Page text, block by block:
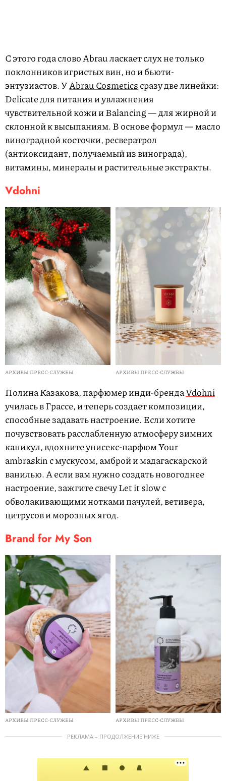
С этого года словоAbrauласкает слух не только
поклонников игристых вин, но и бьюти-
энтузиастов. УAbrau Cosmeticsсразу две линейки:
Delicateдля питания и увлажнения
чувствительной кожи иBalancing—для жирной и
склонной к высыпаниям. В основе формул — масло
виноградной косточки, ресвератрол
(антиоксидант, получаемый из винограда),
витамины, минералы и растительные экстракты.
Vdohni
АРХИВЫ ПРЕСС-СЛУЖБЫ АРХИВЫ ПРЕСС-СЛУЖБЫ
Полина Казакова, парфюмер инди-брендаVdohni
училась в Грассе, и теперь создает композиции,
способные задавать настроение.Если хотите
почувствоватьрасслабленную атмосферу зимних
каникул,вдохните унисекс-парфюм Your
ambraskin с мускусом, амброй и мадагаскарской
ванилью.А если вам нужно создать новогоднее
настроение, зажгите свечуLetitslowс
обволакивающиминотками пачулей, ветивера,
цитрусов и морозных ягод.
Brand for My Son
АРХИВЫ ПРЕСС-СЛУЖБЫ АРХИВЫ ПРЕСС-СЛУЖБЫ
РЕКЛАМА – ПРОДОЛЖЕНИЕ НИЖЕ